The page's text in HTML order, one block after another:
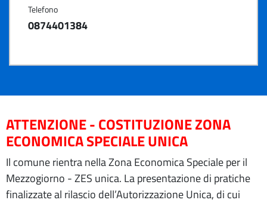
Telefono
0874401384
ATTENZIONE - COSTITUZIONE ZONA
ECONOMICA SPECIALE UNICA
Il comune rientra nella Zona Economica Speciale per il
Mezzogiorno - ZES unica. La presentazione di pratiche
finalizzate al rilascio dell’Autorizzazione Unica, di cui